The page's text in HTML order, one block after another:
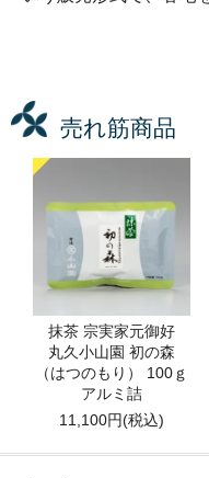
売れ筋商品
抹茶 宗実家元御好
丸久小山園 初の森
（はつのもり） 100ｇ
アルミ詰
11,100円(税込)